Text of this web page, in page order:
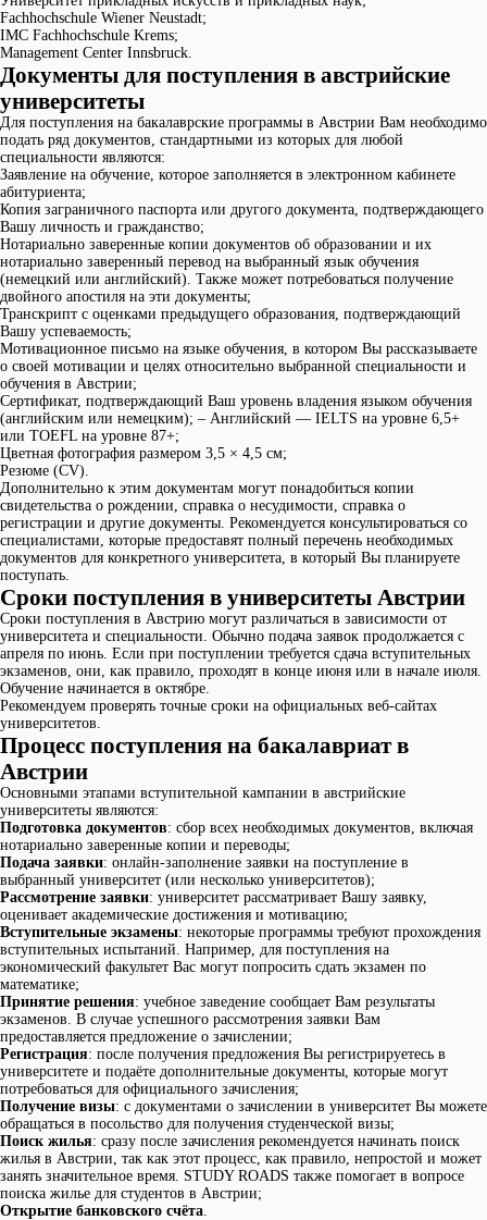
Fachhochschule Wiener Neustadt;
IMC Fachhochschule Krems;
Management Center Innsbruck.
Документы для поступления в австрийские
университеты
Для поступления на бакалаврские программы в Австрии Вам необходимо
подать ряд документов, стандартными из которых для любой
специальности являются:
Заявление на обучение, которое заполняется в электронном кабинете
абитуриента;
Копия заграничного паспорта или другого документа, подтверждающего
Вашу личность и гражданство;
Нотариально заверенные копии документов об образовании и их
нотариально заверенный перевод на выбранный язык обучения
(немецкий или английский). Также может потребоваться получение
двойного апостиля на эти документы;
Транскрипт с оценками предыдущего образования, подтверждающий
Вашу успеваемость;
Мотивационное письмо на языке обучения, в котором Вы рассказываете
о своей мотивации и целях относительно выбранной специальности и
обучения в Австрии;
Сертификат, подтверждающий Ваш уровень владения языком обучения
(английским или немецким); – Английский — IELTS на уровне 6,5+
или TOEFL на уровне 87+;
Цветная фотография размером 3,5 × 4,5 см;
Резюме (CV).
Дополнительно к этим документам могут понадобиться копии
свидетельства о рождении, справка о несудимости, справка о
регистрации и другие документы. Рекомендуется консультироваться со
специалистами, которые предоставят полный перечень необходимых
документов для конкретного университета, в который Вы планируете
поступать.
Сроки поступления в университеты Австрии
Сроки поступления в Австрию могут различаться в зависимости от
университета и специальности. Обычно подача заявок продолжается с
апреля по июнь. Если при поступлении требуется сдача вступительных
экзаменов, они, как правило, проходят в конце июня или в начале июля.
Обучение начинается в октябре.
Рекомендуем проверять точные сроки на официальных веб-сайтах
университетов.
Процесс поступления на бакалавриат в
Австрии
Основными этапами вступительной кампании в австрийские
университеты являются:
Подготовка документов: сбор всех необходимых документов, включая
нотариально заверенные копии и переводы;
Подача заявки: онлайн-заполнение заявки на поступление в
выбранный университет (или несколько университетов);
Рассмотрение заявки: университет рассматривает Вашу заявку,
оценивает академические достижения и мотивацию;
Вступительные экзамены: некоторые программы требуют прохождения
вступительных испытаний. Например, для поступления на
экономический факультет Вас могут попросить сдать экзамен по
математике;
Принятие решения: учебное заведение сообщает Вам результаты
экзаменов. В случае успешного рассмотрения заявки Вам
предоставляется предложение о зачислении;
Регистрация: после получения предложения Вы регистрируетесь в
университете и подаёте дополнительные документы, которые могут
потребоваться для официального зачисления;
Получение визы: с документами о зачислении в университет Вы можете
обращаться в посольство для получения студенческой визы;
Поиск жилья: сразу после зачисления рекомендуется начинать поиск
жилья в Австрии, так как этот процесс, как правило, непростой и может
занять значительное время. STUDY ROADS также помогает в вопросе
поиска жилье для студентов в Австрии;
Открытие банковского счёта.